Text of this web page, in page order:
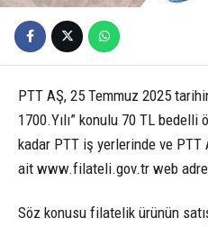
PTT AŞ, 25 Temmuz 2025
1700.Yılı” konulu 70 TL bedelli
kadar PTT iş yerlerinde ve PTT
ait www.filateli.gov.tr web
Söz konusu filatelik ürünün